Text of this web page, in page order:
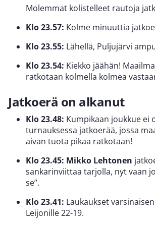
Molemmat kolistelleet rautoja
Klo 23.57: Kolme minuuttia
Klo 23.55: Lähellä, Puljujärvi
Klo 23.54: Kiekko jäähän!
ratkotaan kolmella kolmea
Jatkoerä on alkanut
Klo 23.48: Kumpikaan joukkue ei
turnauksessa jatkoerää, jossa
aivan tuota pikaa ratkotaan!
Klo 23.45: Mikko Lehtonen
sankarinviittaa tarjolla, nyt vaan
se”.
Klo 23.41: Laukaukset
Leijonille 22-19.